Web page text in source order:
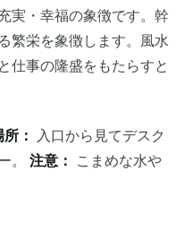
実・幸福の象徴です。幹
繁栄を象徴します。風水
仕事の隆盛をもたらすと
：
入口から見てデスク
。 注意：
こまめな水や